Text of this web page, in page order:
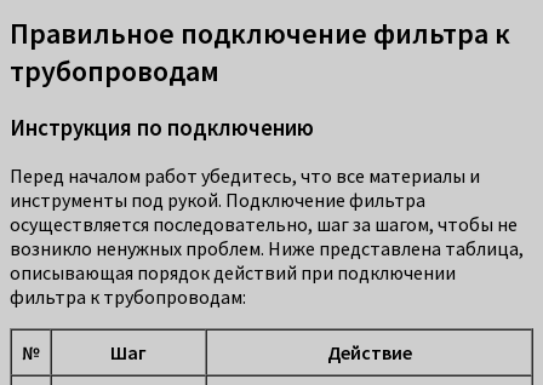
Правильное подключение фильтра к
трубопроводам
Инструкция по подключению
Перед началом работ убедитесь, что все материалы и
инструменты под рукой. Подключение фильтра
осуществляется последовательно, шаг за шагом, чтобы не
возникло ненужных проблем. Ниже представлена таблица,
описывающая порядок действий при подключении
фильтра к трубопроводам:
№ Шаг Действие